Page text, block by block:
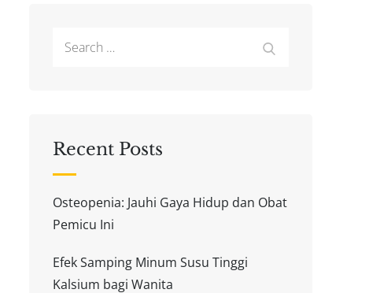
Recent Posts
Osteopenia: Jauhi Gaya Hidup dan Obat
Pemicu Ini
Efek Samping Minum Susu Tinggi
Kalsium bagi Wanita